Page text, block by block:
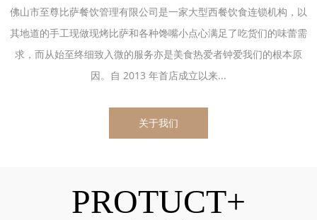
佛山市至尊比萨餐饮管理有限公司是一家大型西餐饮食连锁机构，以
其地道的手工现做现烤比萨和各种馋嘴小点心满足了吃货们的味蕾需
求，而从始至终细致入微的服务亦是美食热爱者钟爱我们的根本原
因。自 2013 年首店成立以来...
关于我们
PROTUCT+